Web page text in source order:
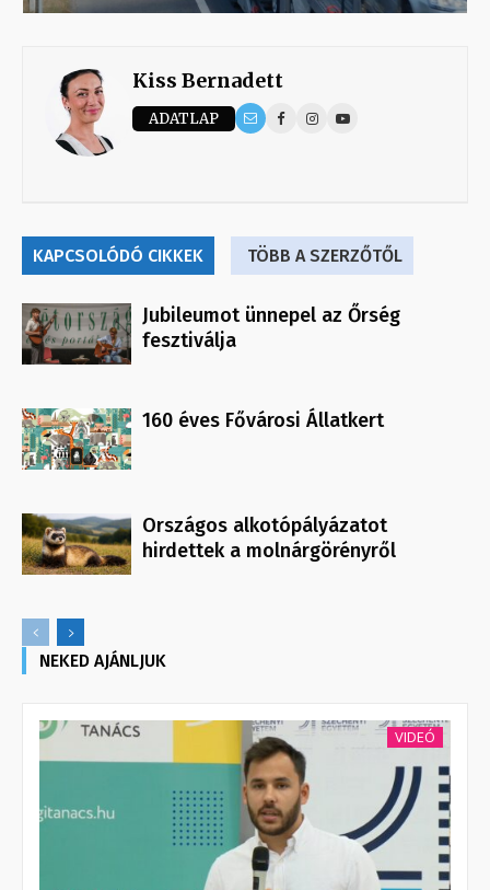
Kiss Bernadett
ADATLAP
KAPCSOLÓDÓ CIKKEK TÖBB A SZERZŐTŐL
Jubileumot ünnepel az Őrség
fesztiválja
160 éves Fővárosi Állatkert
Országos alkotópályázatot
hirdettek a molnárgörényről
NEKED AJÁNLJUK
VIDEÓ